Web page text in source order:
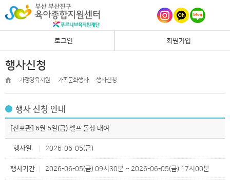
로그인 회원가입
행사신청
가정양육지원 가족문화행사 행사신청
행사 신청 안내
[전포관] 6월 5일(금) 셀프 돌상 대여
행사일 2026-06-05(금)
행사기간 2026-06-05(금) 09시30분 ~ 2026-06-05(금) 17시00분